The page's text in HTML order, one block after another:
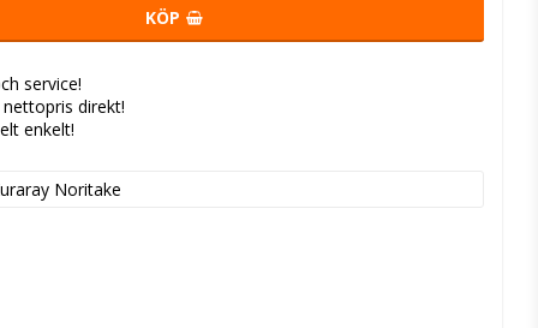
KÖP
service!
nettopris direkt!
enkelt!
Noritake